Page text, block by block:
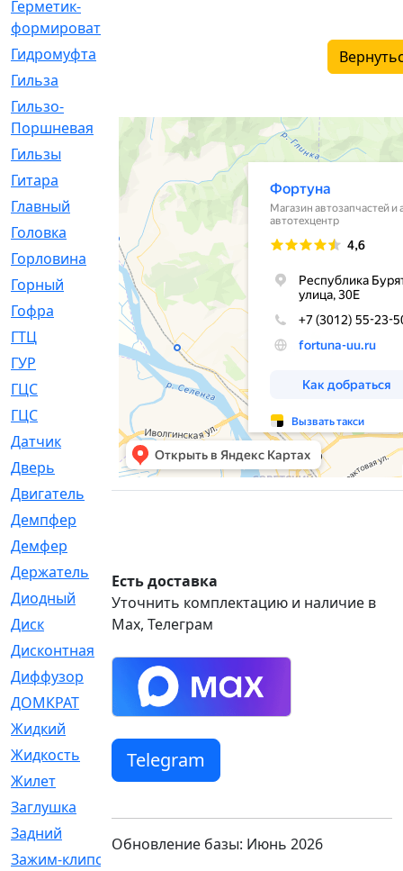
Герметик-
формирователь
Гидромуфта
Гильза
Гильзо-
Поршневая
Гильзы
[259]
Гитара
[7]
Главный
[29]
Головка
[28]
Горловина
[14]
Горный
Гофра
[86]
ГТЦ
[96]
ГУР
[34]
ГЦC
[6]
ГЦС
Датчик
[969]
Дверь
[249]
Двигатель
[64]
Демпфер
Демфер
Держатель
Диодный
[3]
Диск
[418]
Дисконтная
Диффузор
[1]
ДОМКРАТ
[1]
Жидкий
Жидкость
[80]
Жилет
[1]
Заглушка
Задний
Зажим-клипса
Есть доставка
Уточнить комплектацию и наличие в
Max, Телеграм
Telegram
Обновление базы: Июнь 2026